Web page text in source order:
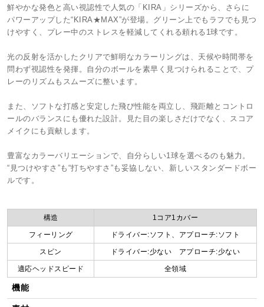
鮮やかな発色と高い視認性で人気の「KIRA」シリーズから、さらに
パワーアップした“KIRA★MAX”が登場。グリーン上でもラフでも見つ
けやすく、プレー中のストレスを軽減してくれる頼れる1球です。
光の反射を活かしたクリアで鮮明なカラーリングは、天候や時間帯を
問わず視認性を発揮。自分のボールを素早く見つけられることで、プ
レーのリズムもスムーズに整います。
また、ソフトな打感と安定した飛び性能を両立し、飛距離とコントロ
ールのバランスにも優れた設計。見た目の楽しさだけでなく、スコア
メイクにも貢献します。
豊富なカラーバリエーションで、自分らしい1球を選べるのも魅力。
“見つけやすさ”も“打ちやすさ”も妥協しない、新しいスタンダードボー
ルです。
構造 1コア1カバー
フィーリング ドライバー:ソフト、アプローチ:ソフト
スピン ドライバー:少ない アプローチ:少ない
適応ヘッドスピード 全領域
機能